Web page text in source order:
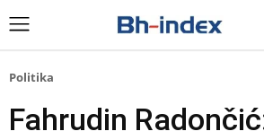
Politika
Fahrudin